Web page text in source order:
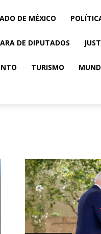
DE MÉXICO
DE DIPUTADOS
TURISMO